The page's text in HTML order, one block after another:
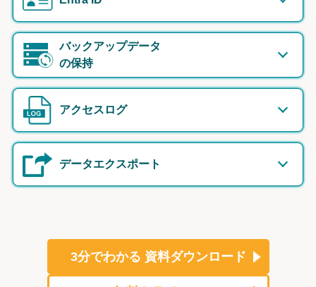
バックアップデータ
の保持
アクセスログ
データエクスポート
3分でわかる 資料ダウンロード